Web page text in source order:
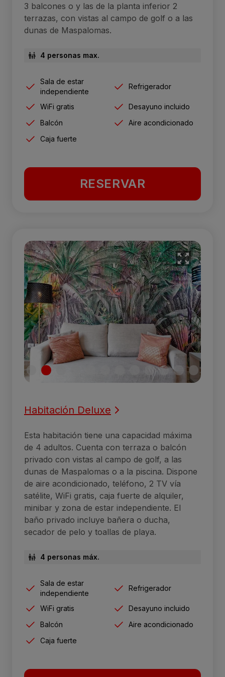
3 balcones o y las de la planta inferior 2
terrazas, con vistas al campo de golf o a las
dunas de Maspalomas.
4 personas max.
Sala de estar
independiente
Refrigerador
WiFi gratis
Desayuno incluido
Balcón
Aire acondicionado
Caja fuerte
RESERVAR
Habitación Deluxe
Esta habitación tiene una capacidad máxima
de 4 adultos. Cuenta con terraza o balcón
privado con vistas al campo de golf, a las
dunas de Maspalomas o a la piscina. Dispone
de aire acondicionado, teléfono, 2 TV vía
satélite, WiFi gratis, caja fuerte de alquiler,
minibar y zona de estar independiente. El
baño privado incluye bañera o ducha,
secador de pelo y toallas de playa.
4 personas máx.
Sala de estar
independiente
Refrigerador
WiFi gratis
Desayuno incluido
Balcón
Aire acondicionado
Caja fuerte